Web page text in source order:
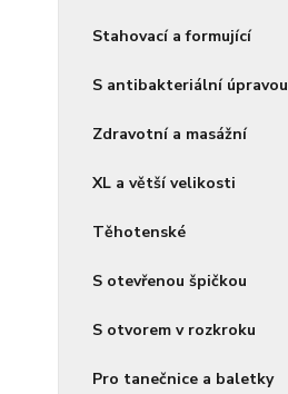
Stahovací a formující
S antibakteriální úpravou
Zdravotní a masážní
XL a větší velikosti
Těhotenské
S otevřenou špičkou
S otvorem v rozkroku
Pro tanečnice a baletky